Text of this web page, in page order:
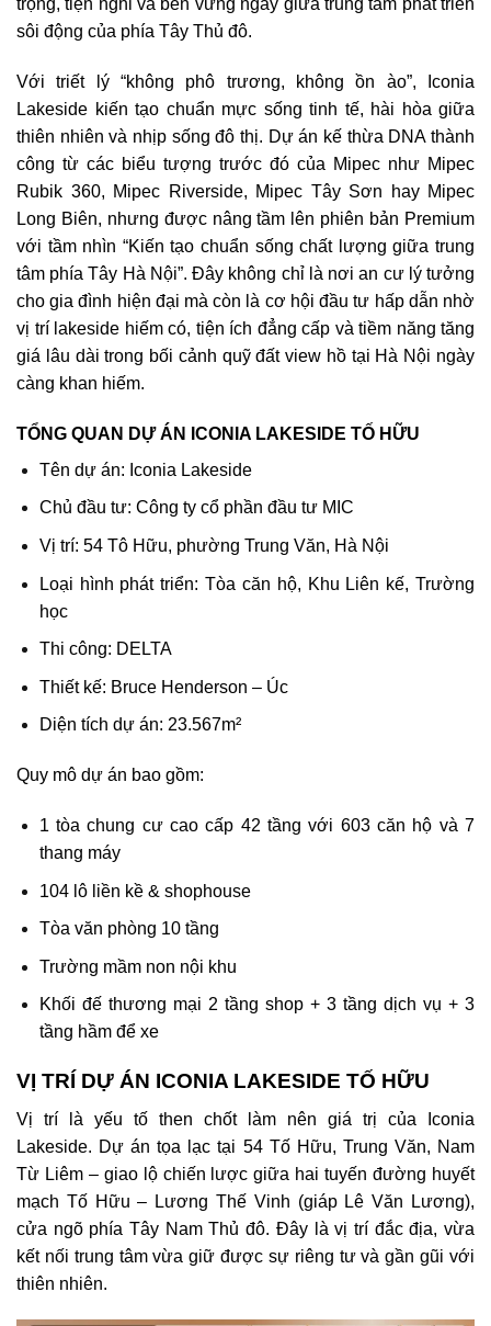
trọng, tiện nghi và bền vững ngay giữa trung tâm phát triển
sôi động của phía Tây Thủ đô.
Với triết lý “không phô trương, không ồn ào”, Iconia
Lakeside kiến tạo chuẩn mực sống tinh tế, hài hòa giữa
thiên nhiên và nhịp sống đô thị. Dự án kế thừa DNA thành
công từ các biểu tượng trước đó của Mipec như Mipec
Rubik 360, Mipec Riverside, Mipec Tây Sơn hay Mipec
Long Biên, nhưng được nâng tầm lên phiên bản Premium
với tầm nhìn “Kiến tạo chuẩn sống chất lượng giữa trung
tâm phía Tây Hà Nội”. Đây không chỉ là nơi an cư lý tưởng
cho gia đình hiện đại mà còn là cơ hội đầu tư hấp dẫn nhờ
vị trí lakeside hiếm có, tiện ích đẳng cấp và tiềm năng tăng
giá lâu dài trong bối cảnh quỹ đất view hồ tại Hà Nội ngày
càng khan hiếm.
TỔNG QUAN DỰ ÁN ICONIA LAKESIDE TỐ HỮU
Tên dự án: Iconia Lakeside
Chủ đầu tư: Công ty cổ phần đầu tư MIC
Vị trí: 54 Tô Hữu, phường Trung Văn, Hà Nội
Loại hình phát triển: Tòa căn hộ, Khu Liên kế, Trường
học
Thi công: DELTA
Thiết kế: Bruce Henderson – Úc
Diện tích dự án: 23.567m²
Quy mô dự án bao gồm:
1 tòa chung cư cao cấp 42 tầng với 603 căn hộ và 7
thang máy
104 lô liền kề & shophouse
Tòa văn phòng 10 tầng
Trường mầm non nội khu
Khối đế thương mại 2 tầng shop + 3 tầng dịch vụ + 3
tầng hầm để xe
VỊ TRÍ DỰ ÁN ICONIA LAKESIDE TỐ HỮU
Vị trí là yếu tố then chốt làm nên giá trị của Iconia
Lakeside. Dự án tọa lạc tại 54 Tố Hữu, Trung Văn, Nam
Từ Liêm – giao lộ chiến lược giữa hai tuyến đường huyết
mạch Tố Hữu – Lương Thế Vinh (giáp Lê Văn Lương),
cửa ngõ phía Tây Nam Thủ đô. Đây là vị trí đắc địa, vừa
kết nối trung tâm vừa giữ được sự riêng tư và gần gũi với
thiên nhiên.